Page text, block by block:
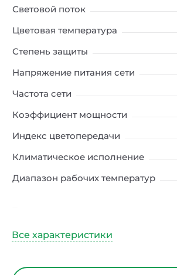
Световой поток
Цветовая температура
Степень защиты
Напряжение питания сети
Частота сети
Коэффициент мощности
Индекс цветопередачи
Климатическое исполнение
Диапазон рабочих температур
Класс защиты от электрического
тока